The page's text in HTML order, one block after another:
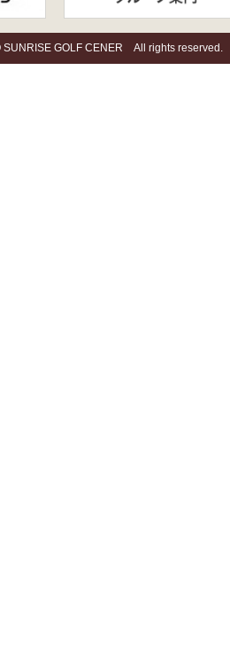
SUNRISE GOLF CENER All rights reserved.